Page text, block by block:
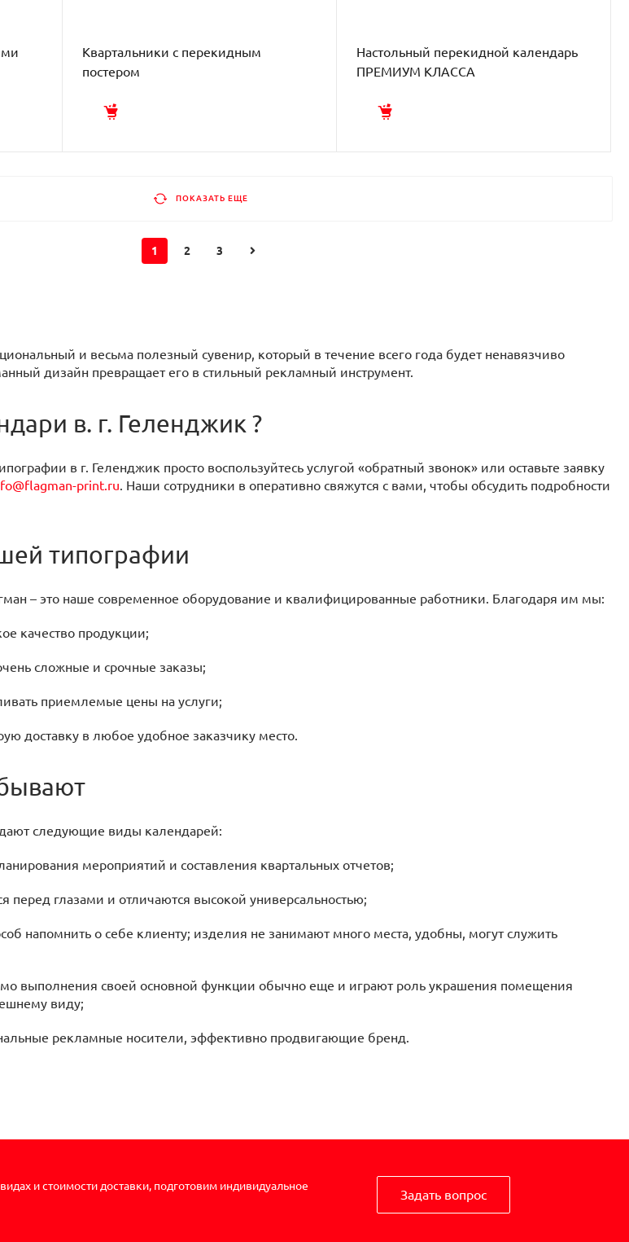
Квартальники с перекидным
постером
Настольный перекидной календарь
ПРЕМИУМ КЛАССА
ПОКАЗАТЬ ЕЩЕ
1 2 3
и весьма полезный сувенир, который в течение всего года будет ненавязчиво
дизайн превращает его в стильный рекламный инструмент.
в. г. Геленджик ?
в г. Геленджик просто воспользуйтесь услугой «обратный звонок» или оставьте заявку
print.ru. Наши сотрудники в оперативно свяжутся с вами, чтобы обсудить подробности
типографии
– это наше современное оборудование и квалифицированные работники. Благодаря им мы:
качество продукции;
сложные и срочные заказы;
приемлемые цены на услуги;
доставку в любое удобное заказчику место.
следующие виды календарей:
мероприятий и составления квартальных отчетов;
глазами и отличаются высокой универсальностью;
о себе клиенту; изделия не занимают много места, удобны, могут служить
выполнения своей основной функции обычно еще и играют роль украшения помещения
виду;
рекламные носители, эффективно продвигающие бренд.
и стоимости доставки, подготовим индивидуальное
Задать вопрос